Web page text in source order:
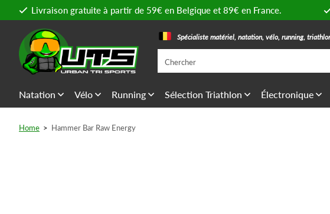
Livraison gratuite à partir de 59€ en Belgique et 89€ en France.
Spécialiste matériel, natation, vélo, running,
Natation Vélo Running Sélection Triathlon Électronique
Home > Hammer Bar Raw Energy